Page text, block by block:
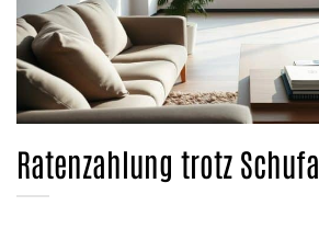
Ratenzahlung trotz Schufa